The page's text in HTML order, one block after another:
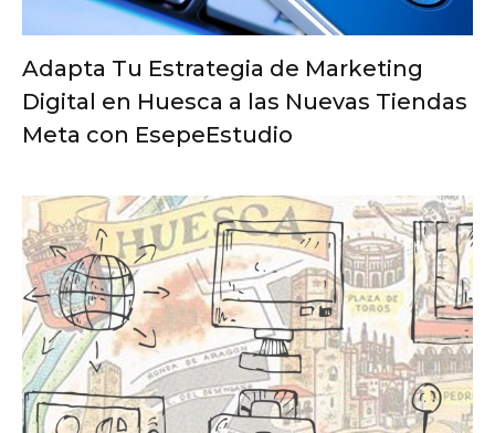
Adapta Tu Estrategia de Marketing
Digital en Huesca a las Nuevas Tiendas
Meta con EsepeEstudio